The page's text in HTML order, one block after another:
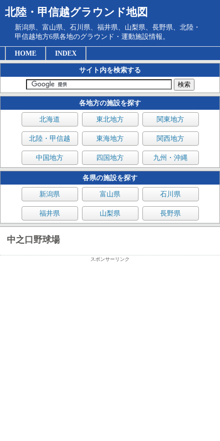
北陸・甲信越グラウンド地図
新潟県、富山県、石川県、福井県、山梨県、長野県、北陸・
甲信越地方6県各地のグラウンド・運動施設情報。
HOME INDEX
サイト内を検索する
各地方の施設を探す
北海道 東北地方 関東地方
北陸・甲信越 東海地方 関西地方
中国地方 四国地方 九州・沖縄
各県の施設を探す
新潟県 富山県 石川県
福井県 山梨県 長野県
中之口野球場
スポンサーリンク